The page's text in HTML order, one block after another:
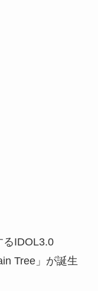
るIDOL3.0
Tree」が誕生